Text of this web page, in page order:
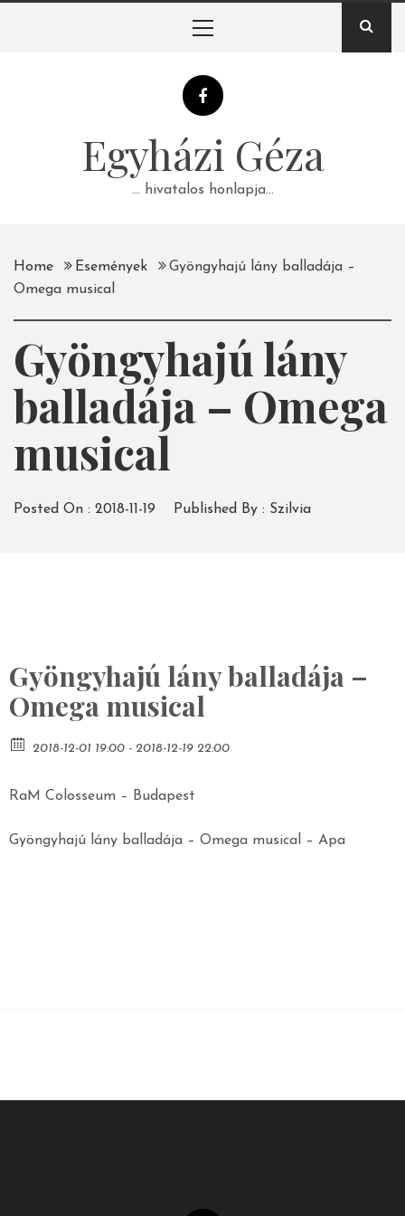
Egyházi Géza
… hivatalos honlapja…
Home Események
Gyöngyhajú lány balladája –
Omega musical
Gyöngyhajú lány
balladája – Omega
musical
Posted On : 2018-11-19 Published By : Szilvia
Gyöngyhajú lány balladája –
Omega musical
2018-12-01 19:00 - 2018-12-19 22:00
RaM Colosseum – Budapest
Gyöngyhajú lány balladája – Omega musical – Apa